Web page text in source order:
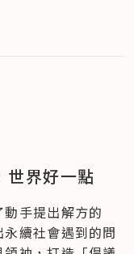
世界好一點
手提出解方的
續社會遇到的問